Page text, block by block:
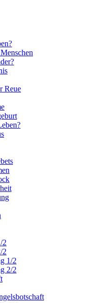
Reue
2
2
1/2
2/2